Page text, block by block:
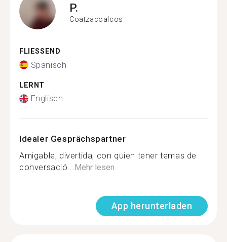
P.
Coatzacoalcos
FLIESSEND
Spanisch
LERNT
Englisch
Idealer Gesprächspartner
Amigable, divertida, con quien tener temas de
conversació...Mehr lesen
App herunterladen